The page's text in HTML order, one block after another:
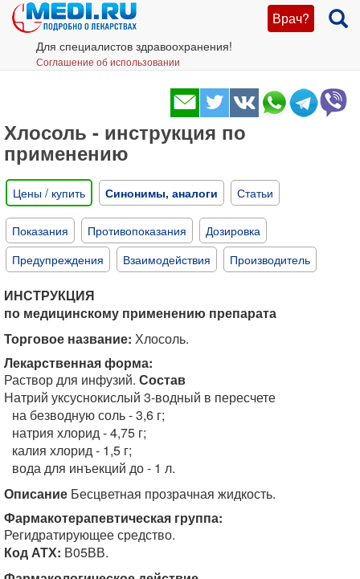
Врач?
Для специалистов здравоохранения!
Соглашение об использовании
Хлосоль - инструкция по
применению
Цены / купить Синонимы, аналоги Статьи
Показания Противопоказания
Дозировка
Предупреждения
Взаимодействия Производитель
ИНСТРУКЦИЯ
по медицинскому применению препарата
Торговое название: Хлосоль.
Лекарственная форма:
Раствор для инфузий. Состав
Натрий уксуснокислый 3-водный в пересчете
на безводную соль - 3,6 г;
натрия хлорид - 4,75 г;
калия хлорид - 1,5 г;
вода для инъекций до - 1 л.
Описание Бесцветная прозрачная жидкость.
Фармакотерапевтическая группа:
Регидратирующее средство.
Код АТХ: В05ВВ.